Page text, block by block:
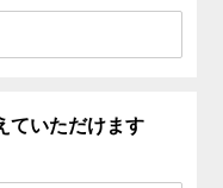
ていただけます